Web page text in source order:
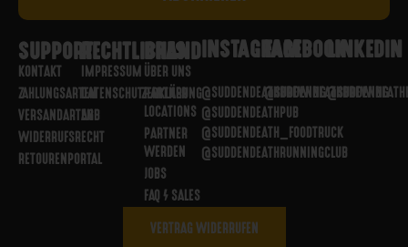
SUPPORT
KONTAKT
ZAHLUNGSARTEN
VERSANDARTEN
WIDERRUFSRECHT
RETOURENPORTAL
RECHTLICHES
IMPRESSUM
DATENSCHUTZERKLÄRUNG
AGB
BRAND
ÜBER UNS
PARTNER
LOCATIONS
PARTNER
WERDEN
JOBS
FAQ / SALES
INSTAGRAM
@SUDDENDEATHBREWING
@SUDDENDEATHPUB
@SUDDENDEATH_FOODTRUCK
@SUDDENDEATHRUNNINGCLUB
FACEBOOK
@SUDDENDEATHBREWING
LINKEDIN
VERTRAG WIDERRUFEN